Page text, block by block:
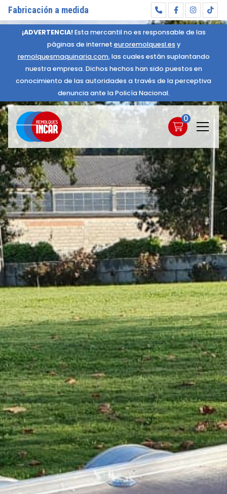
Fabricación a medida
¡ADVERTENCIA! Esta mercantil no es responsable de las
páginas de internet euroremolquesl.es y
remolquesmaquinaria.com, las cuales están suplantando
nuestra empresa. Dichos hechos han sido puestos en
conocimiento de las autoridades a través de la perceptiva
denuncia ante la Policía Nacional.
0